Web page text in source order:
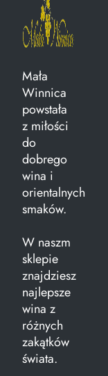
Mała
Winnica
powstała
z miłości
do
dobrego
wina i
orientalnych
smaków.
W naszm
sklepie
znajdziesz
najlepsze
wina z
różnych
zakątków
świata.